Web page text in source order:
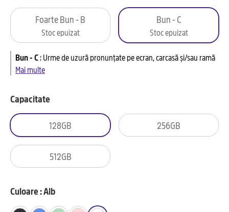
Foarte Bun - B
Stoc epuizat
Bun - C
Stoc epuizat
Bun - C:Urme de uzură pronunțate pe ecran, carcasă și/sau ramă
Mai multe
Capacitate
128GB 256GB
512GB
Culoare : Alb